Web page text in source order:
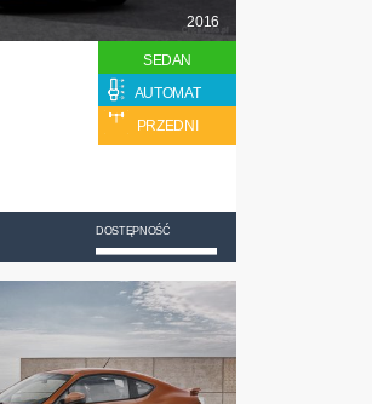
2016
SEDAN
AUTOMAT
PRZEDNI
DOSTĘPNOŚĆ